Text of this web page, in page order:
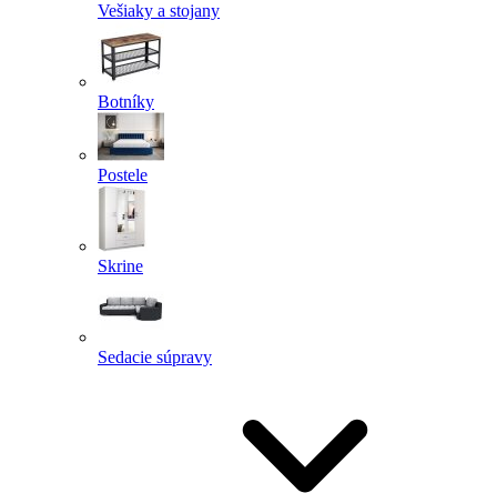
Vešiaky a stojany
Botníky
Postele
Skrine
Sedacie súpravy